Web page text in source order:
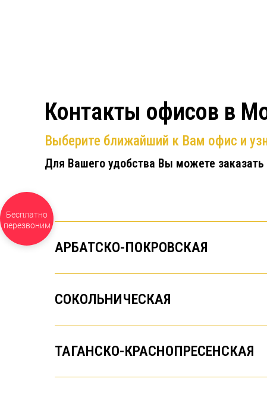
Контакты офисов в
Выберите ближайший к Вам офис и
Для Вашего удобства Вы можете
АРБАТСКО-ПОКРОВСКАЯ
СОКОЛЬНИЧЕСКАЯ
ТАГАНСКО-КРАСНОПРЕСЕНСКАЯ
за 24
секунды
Бесплатно
перезвоним